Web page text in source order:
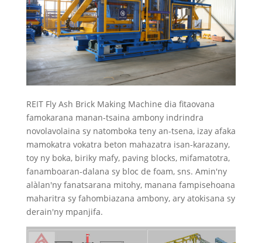
REIT Fly Ash Brick Making Machine dia fitaovana
famokarana manan-tsaina ambony indrindra
novolavolaina sy natomboka teny an-tsena, izay afaka
mamokatra vokatra beton mahazatra isan-karazany,
toy ny boka, biriky mafy, paving blocks, mifamatotra,
fanamboaran-dalana sy bloc de foam, sns. Amin'ny
alàlan'ny fanatsarana mitohy, manana fampisehoana
maharitra sy fahombiazana ambony, ary atokisana sy
derain'ny mpanjifa.